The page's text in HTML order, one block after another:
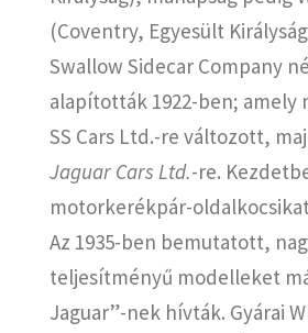
(Coventry, Egyesült
Swallow Sidecar Company
alapították 1922-ben; amely
SS Cars Ltd.-re változott,
Jaguar Cars Ltd.-re.
motorkerékpár-
Az 1935-ben bemutatott,
teljesítményű modelleket
Jaguar”-nek hívták. Gyárai